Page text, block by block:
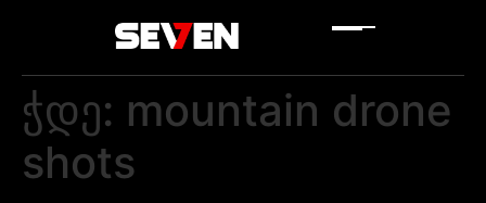
ჭდე: mountain drone
shots